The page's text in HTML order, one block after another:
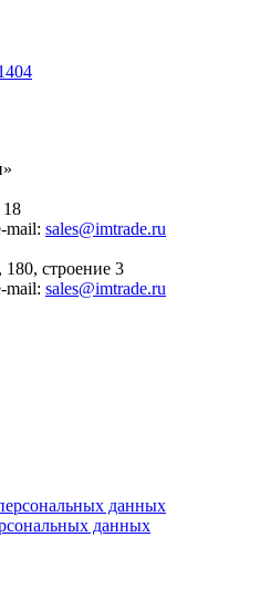
»
mail: sales@imtrade.ru
строение 3
mail: sales@imtrade.ru
данных
данных